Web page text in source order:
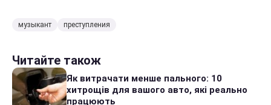
музыкант преступления
Читайте також
Як витрачати менше пального: 10
хитрощів для вашого авто, які реально
працюють